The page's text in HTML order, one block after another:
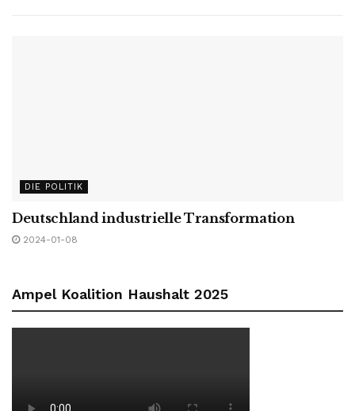
DIE POLITIK
Deutschland industrielle Transformation
2024-01-08
Ampel Koalition Haushalt 2025